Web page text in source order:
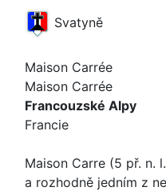
Svatyně
Maison Carrée
Maison Carrée
Francouzské Alpy
Francie
Maison Carre (5 př. n.
a rozhodně jedním z